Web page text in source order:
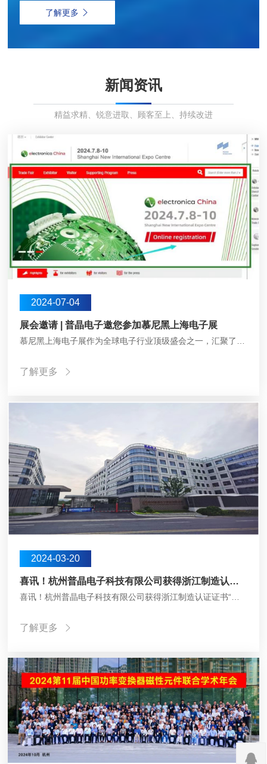
了解更多 
新闻资讯
精益求精、锐意进取、顾客至上、持续改进
2024-07-04
展会邀请 | 普晶电子邀您参加慕尼黑上海电子展
了解更多 
2024-03-20
喜讯！杭州普晶电子科技有限公司获得浙江制造认证证书
了解更多 
